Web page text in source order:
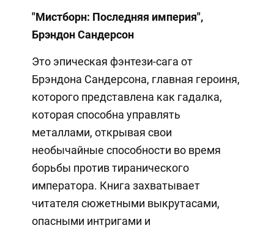
"Мистборн: Последняя империя",
Брэндон Сандерсон
Это эпическая фэнтези-сага от
Брэндона Сандерсона, главная героиня,
которого представлена как гадалка,
которая способна управлять
металлами, открывая свои
необычайные способности во время
борьбы против тиранического
императора. Книга захватывает
читателя сюжетными выкрутасами,
опасными интригами и